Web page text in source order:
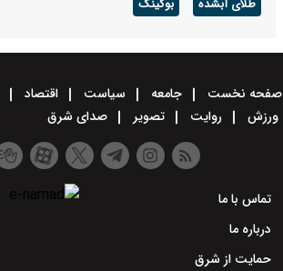
طلای آبشده بوکینگ
صفحه نخست جامعه سیاست اقتصاد
ورزش
روایت تصویر صدای شرق
تماس با ما
درباره ما
حمایت از شرق